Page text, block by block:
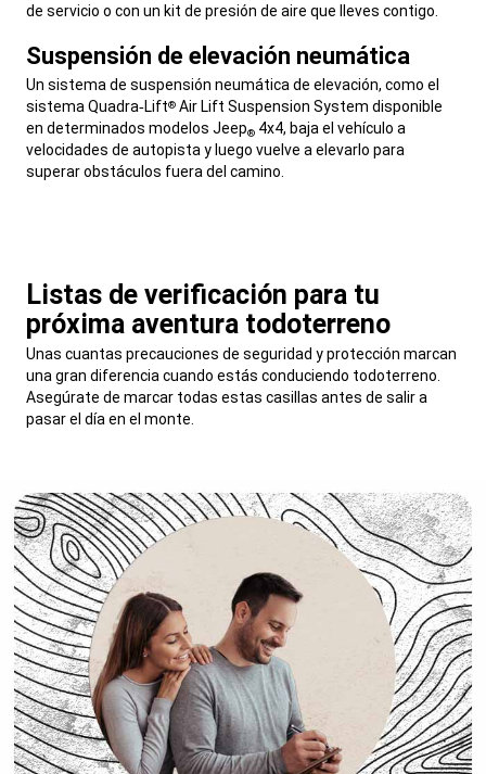
de servicio o con un kit de presión de aire que lleves contigo.
Suspensión de elevación neumática
,Un sistema de suspensión neumática de elevación, como el
sistema Quadra‑Lift® Air Lift Suspension System disponible
en determinados modelos Jeep® 4x4, baja el vehículo a
velocidades de autopista y luego vuelve a elevarlo para
superar obstáculos fuera del camino.
Listas de verificación para tu
próxima aventura todoterreno
,Unas cuantas precauciones de seguridad y protección marcan
una gran diferencia cuando estás conduciendo todoterreno.
Asegúrate de marcar todas estas casillas antes de salir a
pasar el día en el monte.